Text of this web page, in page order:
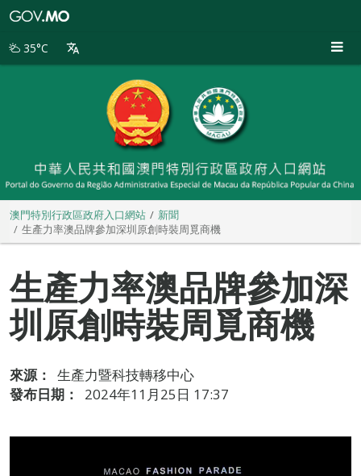
別
35°C
澳門特別行政區政府入口網站
新聞
生產力率澳品牌參加深圳原創時裝周覓商機
生產力率澳品牌參加深
圳原創時裝周覓商機
來源：
生產力暨科技轉移中心
發布日期：
2024年11月25日 17:37